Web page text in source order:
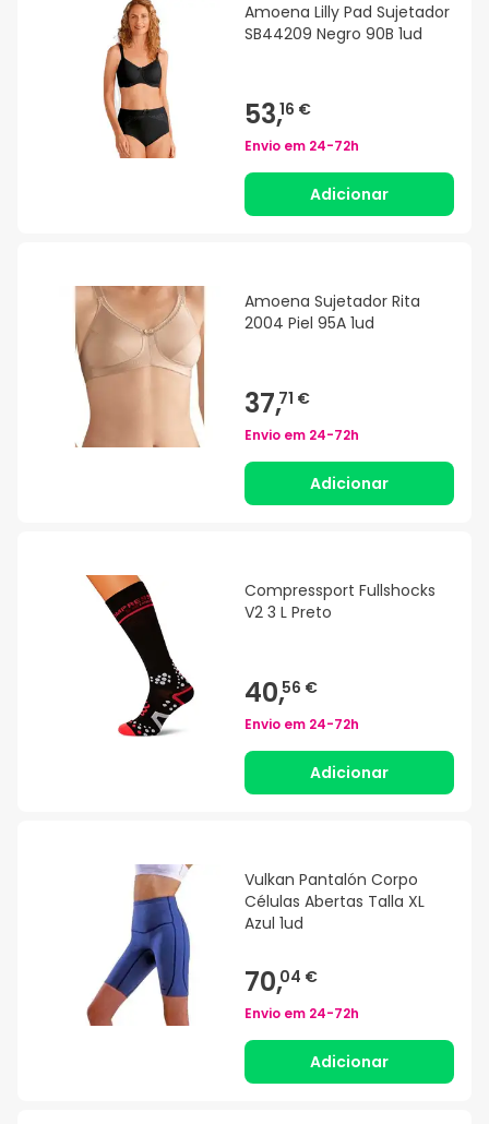
Amoena Lilly Pad Sujetador
SB44209 Negro 90B 1ud
53,16 €
Envio em 24-72h
Adicionar
Amoena Sujetador Rita
2004 Piel 95A 1ud
37,71 €
Envio em 24-72h
Adicionar
Compressport Fullshocks
V2 3 L Preto
40,56 €
Envio em 24-72h
Adicionar
Vulkan Pantalón Corpo
Células Abertas Talla XL
Azul 1ud
70,04 €
Envio em 24-72h
Adicionar